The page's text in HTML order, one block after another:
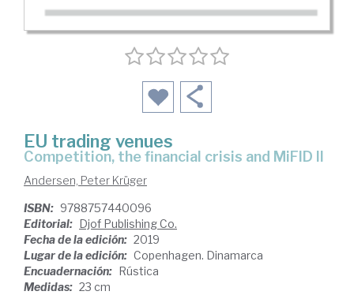
EU trading venues
competition, the financial crisis and MiFID II
Andersen, Peter Krüger
ISBN: 9788757440096
Editorial: Djof Publishing Co.
Fecha de la edición: 2019
Lugar de la edición: Copenhagen. Dinamarca
Encuadernación: Rústica
Medidas: 23 cm